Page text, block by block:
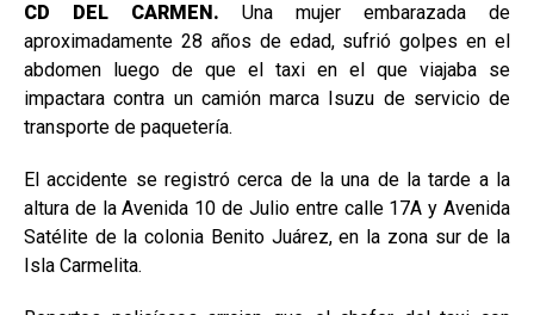
CD DEL CARMEN. Una mujer embarazada de
aproximadamente 28 años de edad, sufrió golpes en el
abdomen luego de que el taxi en el que viajaba se
impactara contra un camión marca Isuzu de servicio de
transporte de paquetería.
El accidente se registró cerca de la una de la tarde a la
altura de la Avenida 10 de Julio entre calle 17A y Avenida
Satélite de la colonia Benito Juárez, en la zona sur de la
Isla Carmelita.